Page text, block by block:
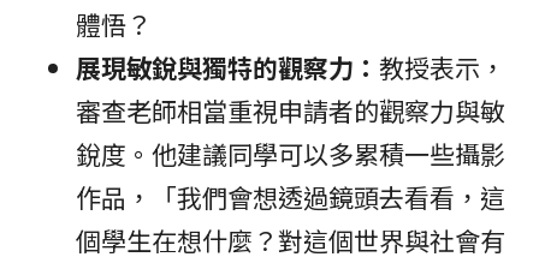
體悟？
展現敏銳與獨特的觀察力： 教授表示，
審查老師相當重視申請者的觀察力與敏
銳度。他建議同學可以多累積一些攝影
作品，「我們會想透過鏡頭去看看，這
個學生在想什麼？對這個世界與社會有